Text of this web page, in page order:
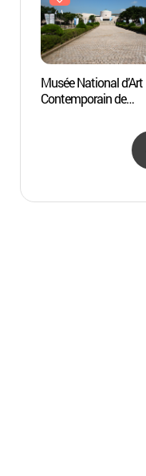
Musée National d’Art
Contemporain de
(국립현대미술관